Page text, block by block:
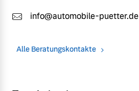
info@automobile-puetter.de
Alle Beratungskontakte